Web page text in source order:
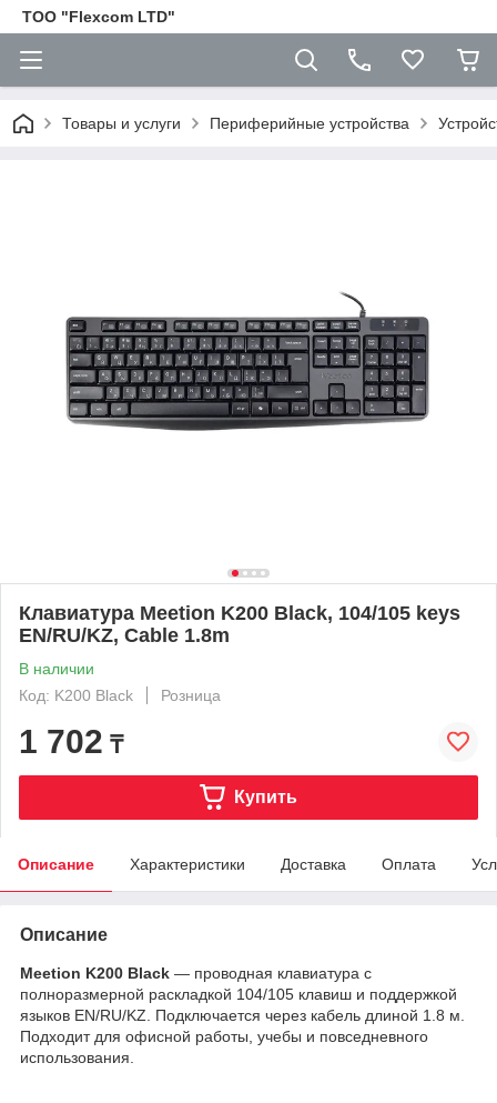
ТОО "Flexcom LTD"
Товары и услуги Периферийные устройства
Клавиатура Meetion K200 Black, 104/105 keys
EN/RU/KZ, Cable 1.8m
В наличии
Код: K200 Black
Розница
1 702 ₸
Купить
Описание Характеристики Доставка Оплата
Описание
Meetion K200 Black — проводная клавиатура с
полноразмерной раскладкой 104/105 клавиш и поддержкой
языков EN/RU/KZ. Подключается через кабель длиной 1.8 м.
Подходит для офисной работы, учебы и повседневного
использования.